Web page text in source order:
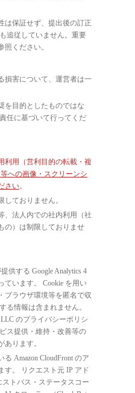
は保証せず、提出後の訂正
追従していません。重要
照ください。
損害について、運営者は一
を目的としたものではな
任に基づいて行ってくだ
利用（営利目的の転載・複
等への画像・スクリーンシ
さい。
ておりません。
、法人内での社内利用（社
の）は制限しておりませ
供する Google Analytics 4
ています。 Cookie を用い
ブラウザ環境等を匿名で収
る情報は含まれません。
のプライバシーポリシ
ス提供・維持・改善等の
あります。
Amazon CloudFront のア
す。 リクエスト元 IP アド
ストパス・ステータスコー